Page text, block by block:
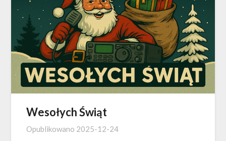
Wesołych Świąt
Opublikowano 2025-12-24